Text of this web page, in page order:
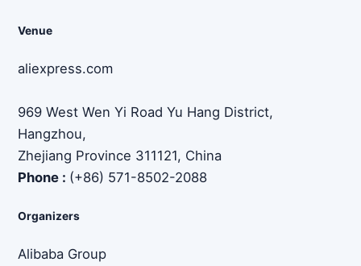
Venue
aliexpress.com
969 West Wen Yi Road Yu Hang District,
Hangzhou,
Zhejiang Province 311121, China
Phone : (+86) 571-8502-2088
Organizers
Alibaba Group